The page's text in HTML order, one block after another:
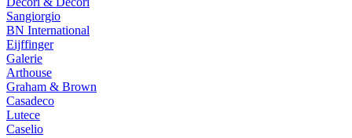
Sangiorgio
BN International
Eijffinger
Galerie
Arthouse
Graham & Brown
Casadeco
Lutece
Caselio